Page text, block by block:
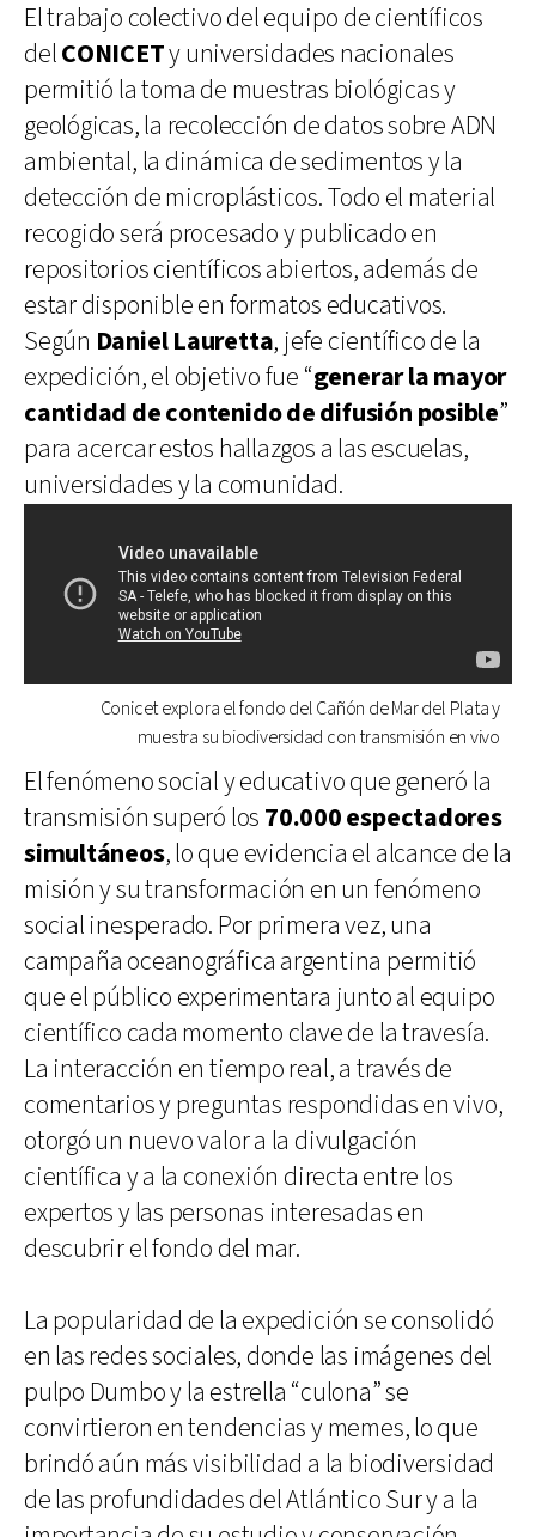
El trabajo colectivo del equipo de científicos
delCONICETy universidades nacionales
permitió la toma de muestras biológicas y
geológicas, la recolección de datos sobre ADN
ambiental, la dinámica de sedimentos y la
detección de microplásticos. Todo el material
recogido será procesado y publicado en
repositorios científicos abiertos, además de
estar disponible en formatos educativos.
Según Daniel Lauretta, jefe científico de la
expedición, el objetivo fue “generar la mayor
cantidad de contenido de difusión posible”
para acercar estos hallazgos a las escuelas,
universidades y la comunidad.
Conicet explora el fondo del Cañón de Mar del Plata y
muestra su biodiversidad con transmisión en vivo
El fenómeno social y educativo que generó la
transmisión superó los 70.000 espectadores
simultáneos, lo que evidencia el alcance de la
misión y su transformación en un fenómeno
social inesperado. Por primera vez, una
campaña oceanográfica argentina permitió
que el público experimentara junto al equipo
científico cada momento clave de la travesía.
La interacción en tiempo real, a través de
comentarios y preguntas respondidas en vivo,
otorgó un nuevo valor a la divulgación
científica y a la conexión directa entre los
expertos y las personas interesadas en
descubrir el fondo del mar.
La popularidad de la expedición se consolidó
en las redes sociales, donde las imágenes del
pulpo Dumbo y la estrella “culona” se
convirtieron en tendencias y memes, lo que
brindó aún más visibilidad a la biodiversidad
de las profundidades del Atlántico Sur y a la